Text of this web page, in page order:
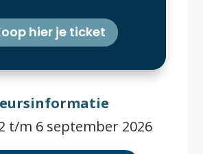
hier je ticket
t/m 6 september 2026